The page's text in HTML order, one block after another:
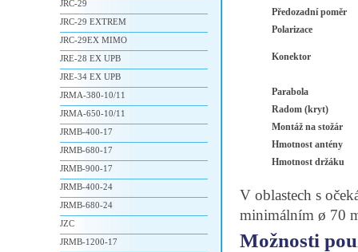
Předozadní poměr
Polarizace
Konektor
Parabola
Radom (kryt)
Montáž na stožár
Hmotnost antény
Hmotnost držáku
V oblastech s
minimálním ø 70
Možnosti
JRC-29
JRC-29 EXTREM
JRC-29EX MIMO
JRE-28 EX UPB
JRE-34 EX UPB
JRMA-380-10/11
JRMA-650-10/11
JRMB-400-17
JRMB-680-17
JRMB-900-17
JRMB-400-24
JRMB-680-24
JZC
JRMB-1200-17